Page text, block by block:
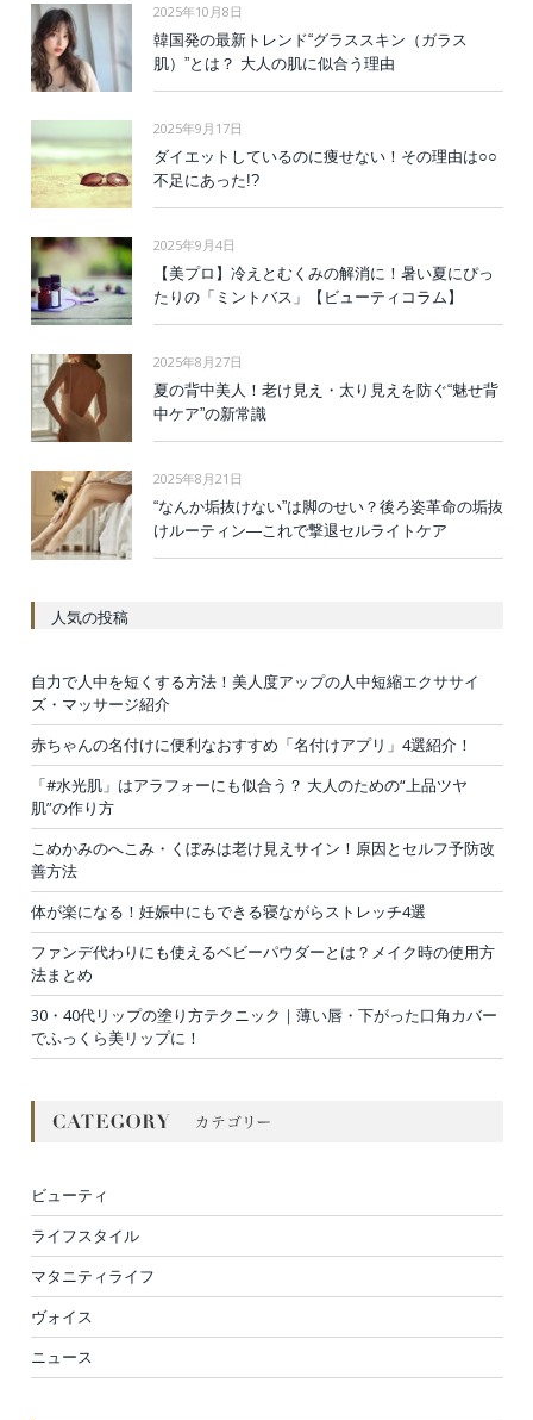
2025年10月8日
韓国発の最新トレンド“グラススキン（ガラス
肌）”とは？ 大人の肌に似合う理由
2025年9月17日
ダイエットしているのに痩せない！その理由は○○
不足にあった!?
2025年9月4日
【美プロ】冷えとむくみの解消に！暑い夏にぴっ
たりの「ミントバス」【ビューティコラム】
2025年8月27日
夏の背中美人！老け見え・太り見えを防ぐ“魅せ背
中ケア”の新常識
2025年8月21日
“なんか垢抜けない”は脚のせい？後ろ姿革命の垢抜
けルーティン—これで撃退セルライトケア
人気の投稿
自力で人中を短くする方法！美人度アップの人中短縮エクササイ
ズ・マッサージ紹介
赤ちゃんの名付けに便利なおすすめ「名付けアプリ」4選紹介！
「#水光肌」はアラフォーにも似合う？ 大人のための“上品ツヤ
肌”の作り方
こめかみのへこみ・くぼみは老け見えサイン！原因とセルフ予防改
善方法
体が楽になる！妊娠中にもできる寝ながらストレッチ4選
ファンデ代わりにも使えるベビーパウダーとは？メイク時の使用方
法まとめ
30・40代リップの塗り方テクニック｜薄い唇・下がった口角カバー
でふっくら美リップに！
ビューティ
ライフスタイル
マタニティライフ
ヴォイス
ニュース